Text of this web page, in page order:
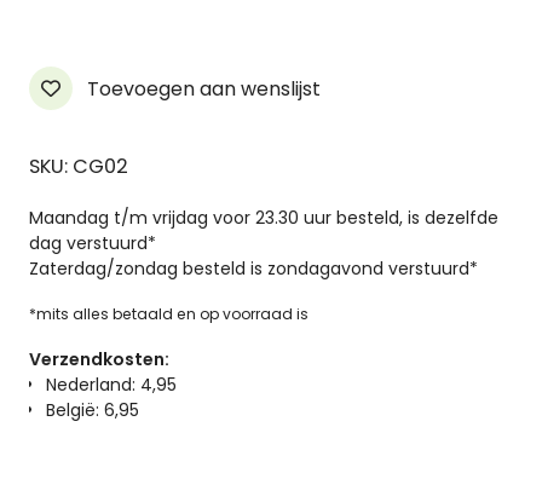
aantal
Toevoegen aan wenslijst
SKU: CG02
Maandag t/m vrijdag voor 23.30 uur besteld, is dezelfde
dag verstuurd*
Zaterdag/zondag besteld is zondagavond verstuurd*
*mits alles betaald en op voorraad is
Verzendkosten:
Nederland: 4,95
België: 6,95